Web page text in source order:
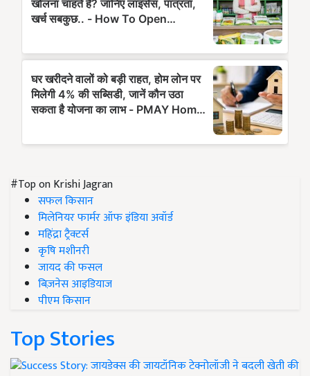
#Top on Krishi Jagran
सफल किसान
मिलेनियर फार्मर ऑफ इंडिया अवॉर्ड
महिंद्रा ट्रैक्टर्स
कृषि मशीनरी
जायद की फसल
बिज़नेस आइडियाज
पीएम किसान
Top Stories